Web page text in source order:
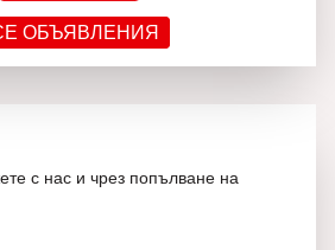
ОБЪЯВЛЕНИЯ
с нас и чрез попълване на